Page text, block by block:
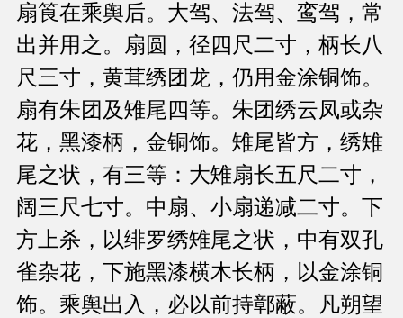
扇筤在乘舆后。大驾、法驾、鸾驾，常
出并用之。扇圆，径四尺二寸，柄长八
尺三寸，黄茸绣团龙，仍用金涂铜饰。
扇有朱团及雉尾四等。朱团绣云凤或杂
花，黑漆柄，金铜饰。雉尾皆方，绣雉
尾之状，有三等：大雉扇长五尺二寸，
阔三尺七寸。中扇、小扇递减二寸。下
方上杀，以绯罗绣雉尾之状，中有双孔
雀杂花，下施黑漆横木长柄，以金涂铜
饰。乘舆出入，必以前持鄣蔽。凡朔望